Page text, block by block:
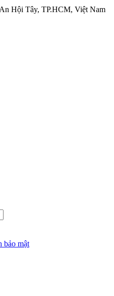
Hội Tây, TP.HCM, Việt Nam
bảo mật